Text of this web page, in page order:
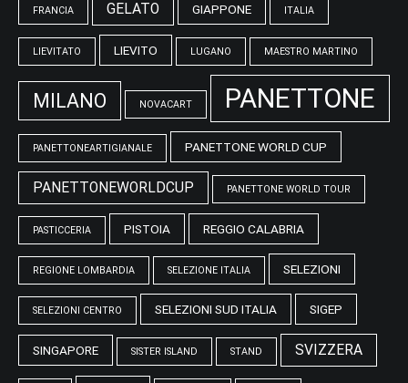
FRANCIA GELATO GIAPPONE ITALIA
LIEVITATO LIEVITO LUGANO MAESTRO MARTINO
MILANO NOVACART PANETTONE
PANETTONEARTIGIANALE PANETTONE WORLD CUP
PANETTONEWORLDCUP PANETTONE WORLD TOUR
PASTICCERIA PISTOIA REGGIO CALABRIA
REGIONE LOMBARDIA SELEZIONE ITALIA SELEZIONI
SELEZIONI CENTRO SELEZIONI SUD ITALIA SIGEP
SINGAPORE SISTER ISLAND STAND SVIZZERA